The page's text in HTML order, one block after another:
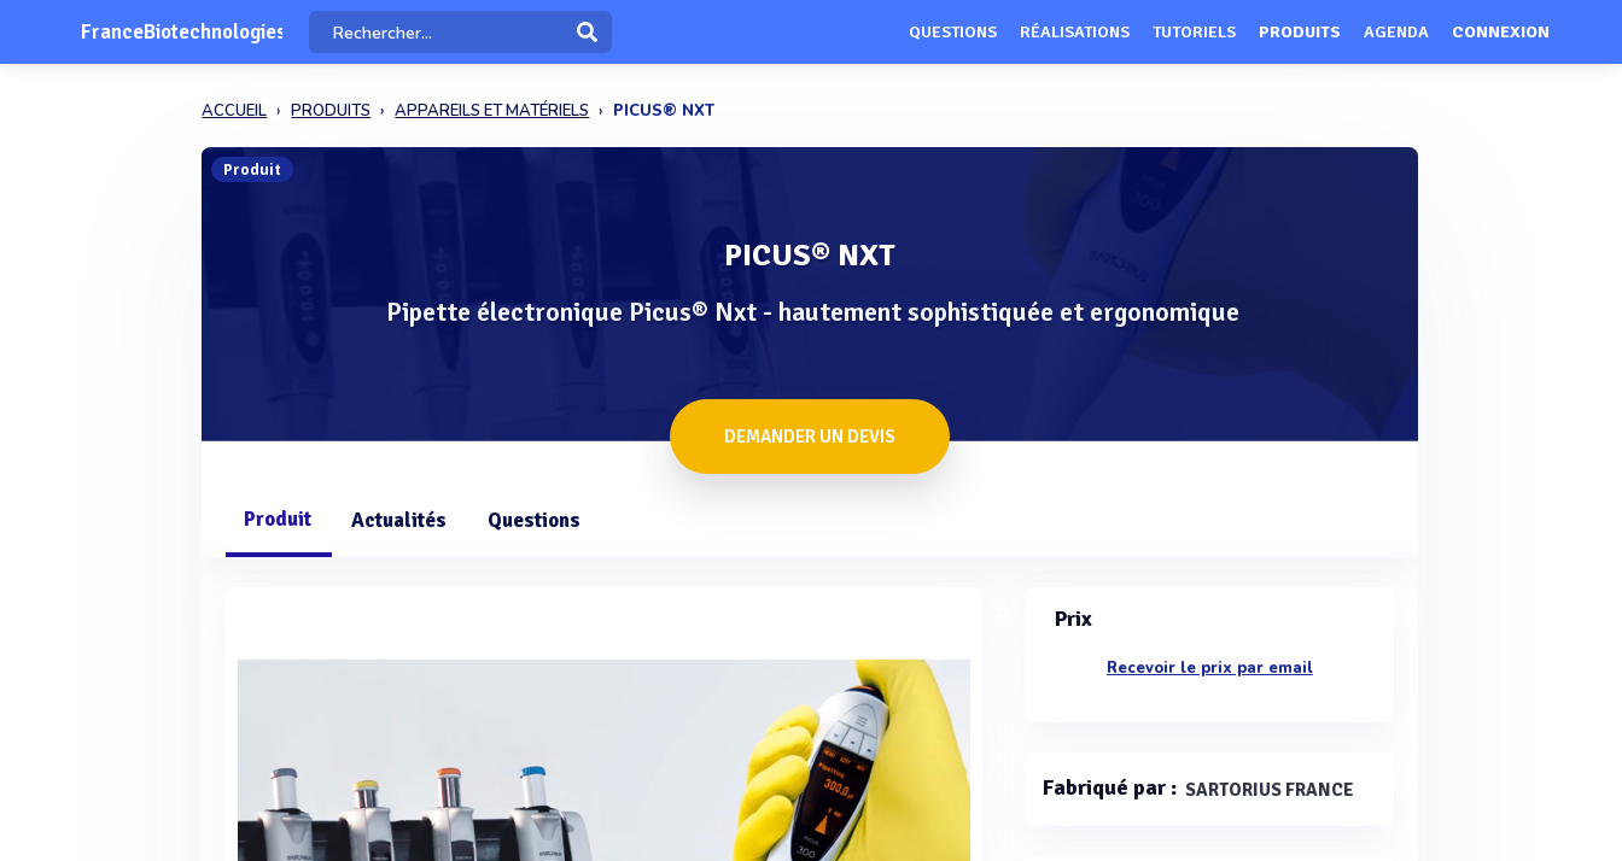
FranceBiotechnologies QUESTIONS RÉALISATIONS TUTORIELS PRODUITS AGENDA CONNEXION
ACCUEIL PRODUITS APPAREILS ET MATÉRIELS PICUS® NXT
Produit
PICUS® NXT
Pipette électronique Picus® Nxt - hautement sophistiquée et ergonomique
DEMANDER UN DEVIS
Produit Actualités Questions
Prix
Recevoir le prix par email
Fabriqué par : SARTORIUS FRANCE